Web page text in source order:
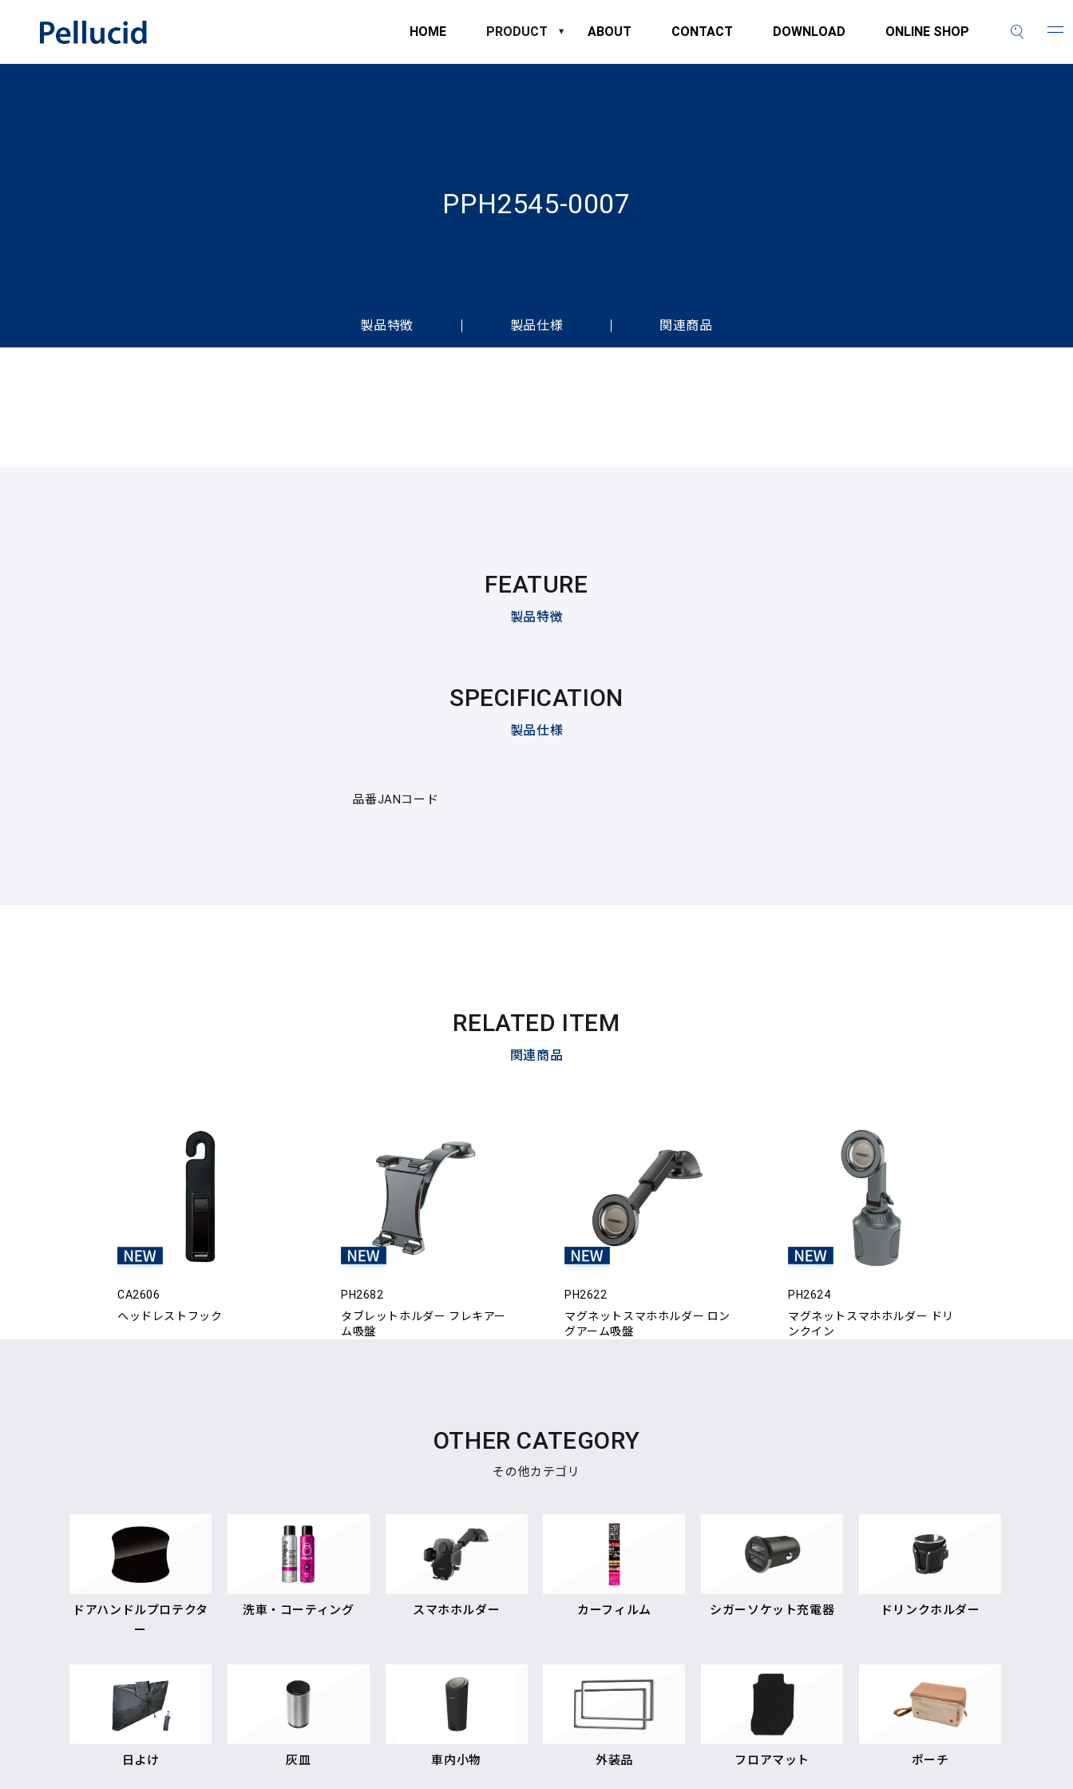
HOME PRODUCT ABOUT CONTACT DOWNLOAD ONLINE SHOP
PPH2545-0007
製品特徴 製品仕様 関連商品
FEATURE
製品特徴
SPECIFICATION
製品仕様
品番JANコード
RELATED ITEM
関連商品
CA2606
ヘッドレストフック
PH2682
タブレットホルダー フレキアー
ム吸盤
PH2622
マグネットスマホホルダー ロン
グアーム吸盤
PH2624
マグネットスマホホルダー ドリ
ンクイン
OTHER CATEGORY
その他カテゴリ
ドアハンドルプロテクタ
ー
洗車・コーティング スマホホルダー カーフィルム シガーソケット充電器 ドリンクホルダー
日よけ 灰皿 車内小物 外装品 フロアマット ポーチ